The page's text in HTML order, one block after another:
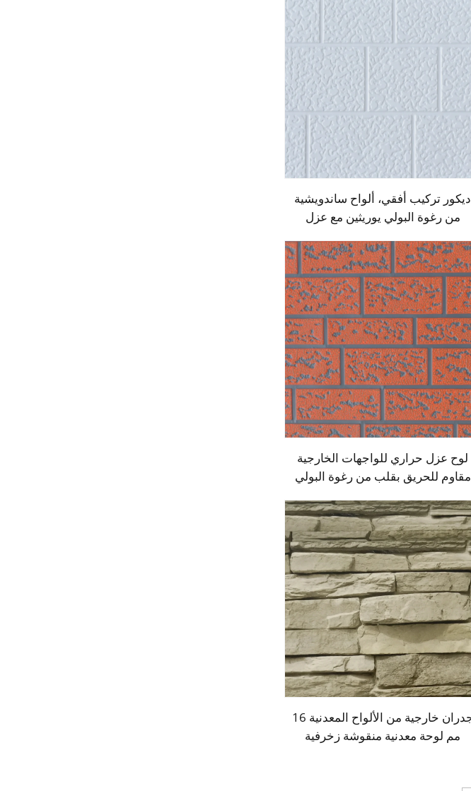
ديكور تركيب أفقي، ألواح ساندويشية
من رغوة البولي يوريثين مع عزل
بسماكة 16 مم لاستخدامها في
المنازل
لوح عزل حراري للواجهات الخارجية
مقاوم للحريق بقلب من رغوة البولي
فواصل، تغليف معدني للجدران في
المنازل
جدران خارجية من الألواح المعدنية 16
مم لوحة معدنية منقوشة زخرفية